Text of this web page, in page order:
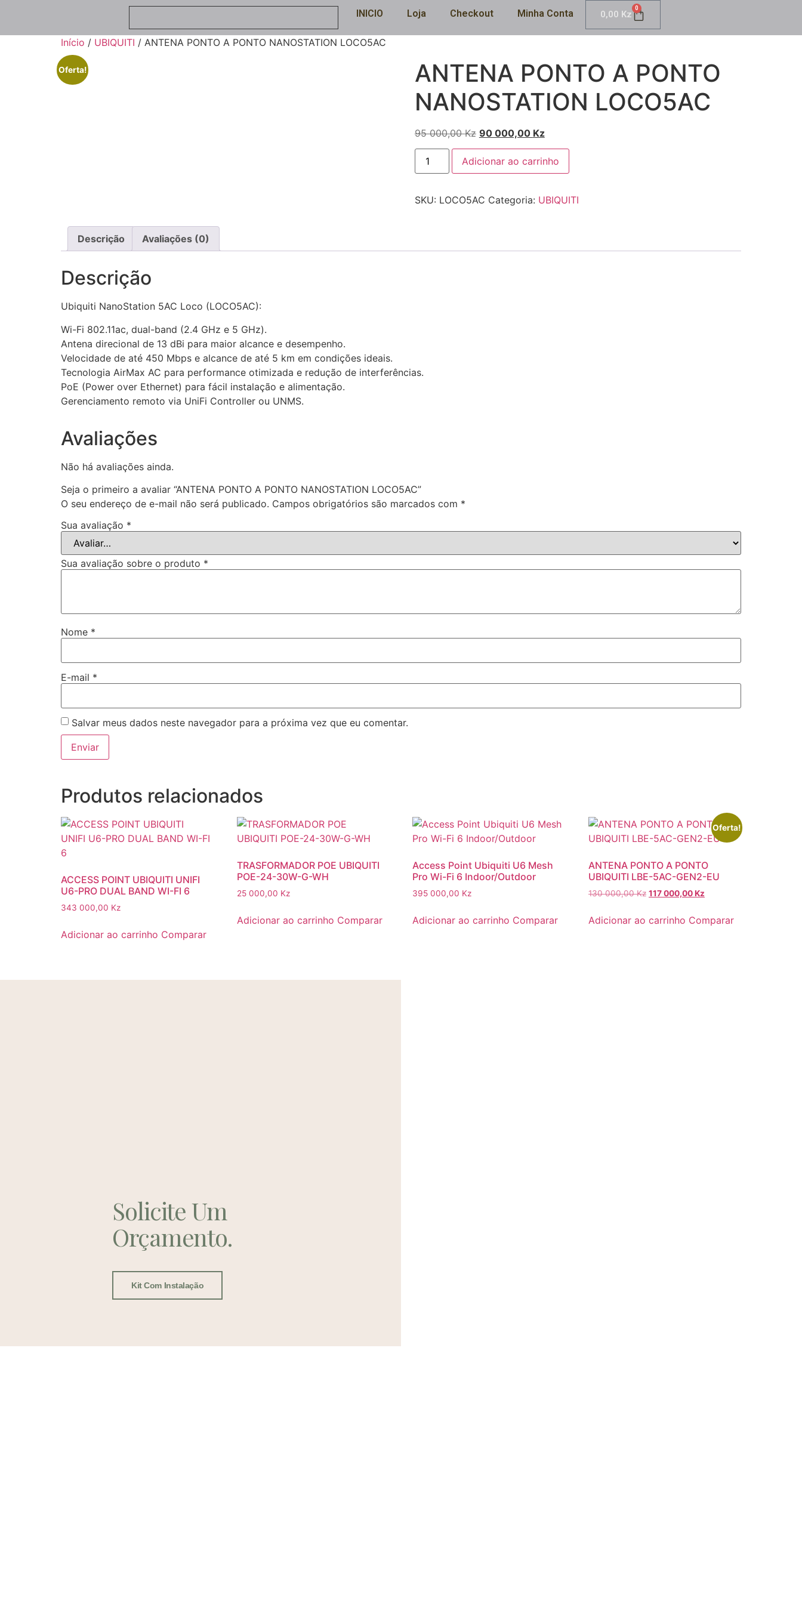
INICIO Loja Checkout Minha Conta 0,00 Kz
0
Início / UBIQUITI / ANTENA PONTO A PONTO NANOSTATION LOCO5AC
Oferta!
ANTENA PONTO A PONTO
NANOSTATION LOCO5AC
95 000,00Kz 90 000,00 Kz
Adicionar ao carrinho
SKU: LOCO5AC Categoria: UBIQUITI
Descrição Avaliações (0)
Descrição
Ubiquiti NanoStation 5AC Loco (LOCO5AC):
Wi-Fi 802.11ac, dual-band (2.4 GHz e 5 GHz).
Antena direcional de 13 dBi para maior alcance e desempenho.
Velocidade de até 450 Mbps e alcance de até 5 km em condições ideais.
Tecnologia AirMax AC para performance otimizada e redução de interferências.
PoE (Power over Ethernet) para fácil instalação e alimentação.
Gerenciamento remoto via UniFi Controller ou UNMS.
Avaliações
Não há avaliações ainda.
Seja o primeiro a avaliar “ANTENA PONTO A PONTO NANOSTATION LOCO5AC”
O seu endereço de e-mail não será publicado. Campos obrigatórios são marcados com *
Sua avaliação *
Sua avaliação sobre o produto *
Nome *
E-mail *
Salvar meus dados neste navegador para a próxima vez que eu comentar.
Produtos relacionados
ACCESS POINT UBIQUITI UNIFI
U6-PRO DUAL BAND WI-FI 6
343 000,00 Kz
Adicionar ao carrinho Comparar
TRASFORMADOR POE UBIQUITI
POE-24-30W-G-WH
25 000,00 Kz
Adicionar ao carrinho Comparar
Access Point Ubiquiti U6 Mesh
Pro Wi-Fi 6 Indoor/Outdoor
395 000,00 Kz
Adicionar ao carrinho Comparar
Oferta!
ANTENA PONTO A PONTO
UBIQUITI LBE-5AC-GEN2-EU
130 000,00Kz 117 000,00Kz
Adicionar ao carrinho Comparar
Solicite Um
Orçamento.
Kit Com Instalação